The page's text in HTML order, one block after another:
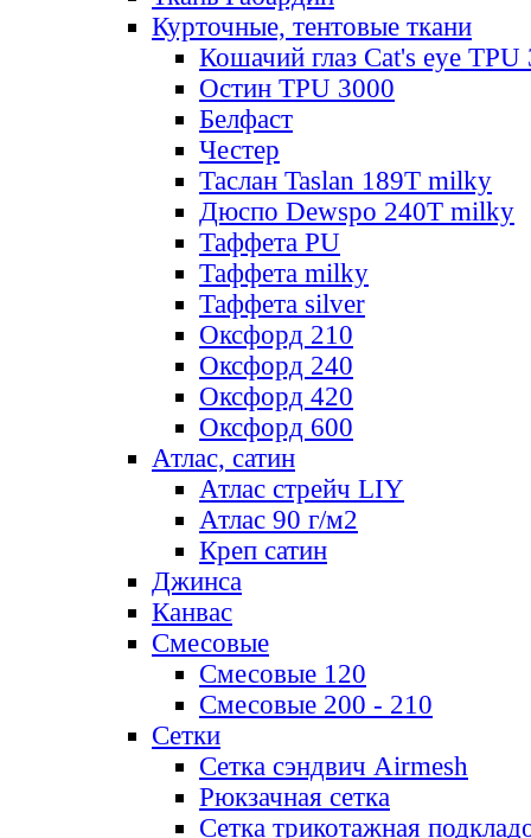
Курточные, тентовые ткани
Кошачий глаз Cat's eye TPU
Остин TPU 3000
Белфаст
Честер
Таслан Taslan 189T milky
Дюспо Dewspo 240T milky
Таффета PU
Таффета milky
Таффета silver
Оксфорд 210
Оксфорд 240
Оксфорд 420
Оксфорд 600
Атлас, сатин
Атлас стрейч LIY
Атлас 90 г/м2
Креп сатин
Джинса
Канвас
Смесовые
Смесовые 120
Смесовые 200 - 210
Сетки
Сетка сэндвич Airmesh
Рюкзачная сетка
Сетка трикотажная